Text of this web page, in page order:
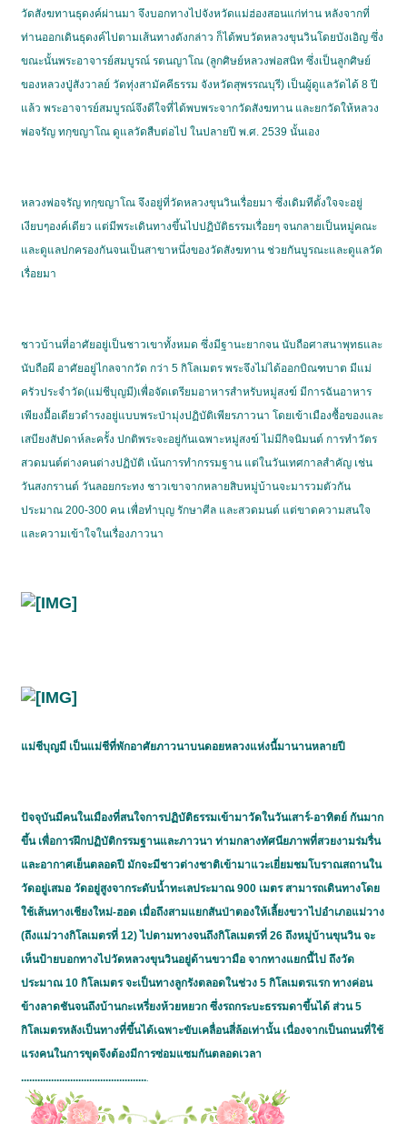
วัดสังฆทานธุดงค์ผ่านมา จึงบอกทางไปจังหวัดแม่ฮ่องสอนแก่ท่าน หลังจากที่
ท่านออกเดินธุดงค์ไปตามเส้นทางดังกล่าว ก็ได้พบวัดหลวงขุนวินโดยบังเอิญ ซึ่ง
ขณะนั้นพระอาจารย์สมบูรณ์ รตนญาโณ (ลูกศิษย์หลวงพ่อสนิท ซึ่งเป็นลูกศิษย์
ของหลวงปู่สังวาลย์ วัดทุ่งสามัคคีธรรม จังหวัดสุพรรณบุรี) เป็นผู้ดูแลวัดได้ 8 ปี
แล้ว พระอาจารย์สมบูรณ์จึงดีใจที่ได้พบพระจากวัดสังฆทาน และยกวัดให้หลวง
พ่อจรัญ ทกฺขญาโณ ดูแลวัดสืบต่อไป ในปลายปี พ.ศ. 2539 นั้นเอง
หลวงพ่อจรัญ ทกฺขญาโณ จึงอยู่ที่วัดหลวงขุนวินเรื่อยมา ซึ่งเดิมทีตั้งใจจะอยู่
เงียบๆองค์เดียว แต่มีพระเดินทางขึ้นไปปฏิบัติธรรมเรื่อยๆ จนกลายเป็นหมู่คณะ
และดูแลปกครองกันจนเป็นสาขาหนึ่งของวัดสังฆทาน ช่วยกันบูรณะและดูแลวัด
เรื่อยมา
ชาวบ้านที่อาศัยอยู่เป็นชาวเขาทั้งหมด ซึ่งมีฐานะยากจน นับถือศาสนาพุทธและ
นับถือผี อาศัยอยู่ไกลจากวัด กว่า 5 กิโลเมตร พระจึงไม่ได้ออกบิณฑบาต มีแม่
ครัวประจำวัด(แม่ชีบุญมี)เพื่อจัดเตรียมอาหารสำหรับหมู่สงฆ์ มีการฉันอาหาร
เพียงมื้อเดียวดำรงอยู่แบบพระป่ามุ่งปฏิบัติเพียรภาวนา โดยเข้าเมืองซื้อของและ
เสบียงสัปดาห์ละครั้ง ปกติพระจะอยู่กันเฉพาะหมู่สงฆ์ ไม่มีกิจนิมนต์ การทำวัตร
สวดมนต์ต่างคนต่างปฏิบัติ เน้นการทำกรรมฐาน แต่ในวันเทศกาลสำคัญ เช่น
วันสงกรานต์ วันลอยกระทง ชาวเขาจากหลายสิบหมู่บ้านจะมารวมตัวกัน
ประมาณ 200-300 คน เพื่อทำบุญ รักษาศีล และสวดมนต์ แต่ขาดความสนใจ
และความเข้าใจในเรื่องภาวนา
แม่ชีบุญมี เป็นแม่ชีที่พักอาศัยภาวนาบนดอยหลวงแห่งนี้มานานหลายปี
ปัจจุบันมีคนในเมืองที่สนใจการปฏิบัติธรรมเข้ามาวัดในวันเสาร์-อาทิตย์ กันมาก
ขึ้น เพื่อการฝึกปฏิบัติกรรมฐานและภาวนา ท่ามกลางทัศนียภาพที่สวยงามร่มรื่น
และอากาศเย็นตลอดปี มักจะมีชาวต่างชาติเข้ามาแวะเยี่ยมชมโบราณสถานใน
วัดอยู่เสมอ วัดอยู่สูงจากระดับน้ำทะเลประมาณ 900 เมตร สามารถเดินทางโดย
ใช้เส้นทางเชียงใหม่-ฮอด เมื่อถึงสามแยกสันป่าตองให้เลี้ยงขวาไปอำเภอแม่วาง
(ถึงแม่วางกิโลเมตรที่ 12) ไปตามทางจนถึงกิโลเมตรที่ 26 ถึงหมู่บ้านขุนวิน จะ
เห็นป้ายบอกทางไปวัดหลวงขุนวินอยู่ด้านขวามือ จากทางแยกนี้ไป ถึงวัด
ประมาณ 10 กิโลเมตร จะเป็นทางลูกรังตลอดในช่วง 5 กิโลเมตรแรก ทางค่อน
ข้างลาดชันจนถึงบ้านกะเหรี่ยงห้วยหยวก ซึ่งรถกระบะธรรมดาขึ้นได้ ส่วน 5
กิโลเมตรหลังเป็นทางที่ขึ้นได้เฉพาะขับเคลื่อนสี่ล้อเท่านั้น เนื่องจากเป็นถนนที่ใช้
แรงคนในการขุดจึงต้องมีการซ่อมแซมกันตลอดเวลา
...............................................